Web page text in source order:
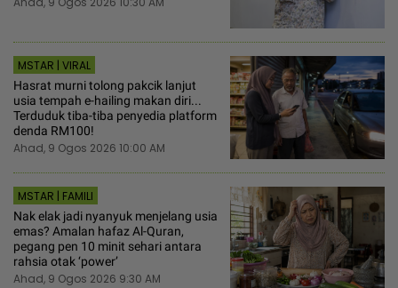
MSTAR | VIRAL
Hasrat murni tolong pakcik lanjut
usia tempah e-hailing makan diri...
Terduduk tiba-tiba penyedia platform
denda RM100!
Ahad, 9 Ogos 2026 10:00 AM
MSTAR | FAMILI
Nak elak jadi nyanyuk menjelang usia
emas? Amalan hafaz Al-Quran,
pegang pen 10 minit sehari antara
rahsia otak ‘power’
Ahad, 9 Ogos 2026 9:30 AM